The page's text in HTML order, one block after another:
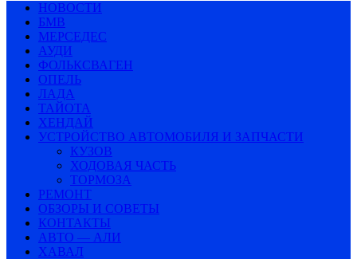
НОВОСТИ
БМВ
МЕРСЕДЕС
АУДИ
ФОЛЬКСВАГЕН
ОПЕЛЬ
ЛАДА
ТАЙОТА
ХЕНДАЙ
УСТРОЙСТВО АВТОМОБИЛЯ И ЗАПЧАСТИ
КУЗОВ
ХОДОВАЯ ЧАСТЬ
ТОРМОЗА
РЕМОНТ
ОБЗОРЫ И СОВЕТЫ
КОНТАКТЫ
АВТО — АЛИ
ХАВАЛ